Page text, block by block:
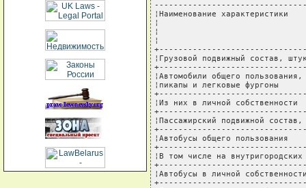
¦Наименование
¦
¦
¦
¦Грузовой подвижный
¦Автомобили общего
¦пикапы и легковые
¦Из них в личной
¦Пассажирский подвижной
¦Автобусы общего
¦В том числе на
¦Автобусы в личной